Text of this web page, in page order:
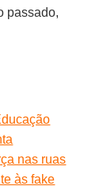
passado,
nas ruas
às fake